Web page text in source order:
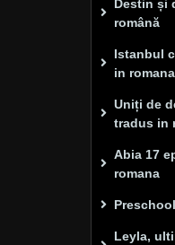
Destin și
română
Istanbul
in romana
Uniți de
tradus in
Abia 17
romana
Leyla,